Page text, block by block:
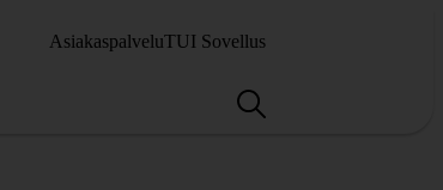
AsiakaspalveluTUI Sovellus